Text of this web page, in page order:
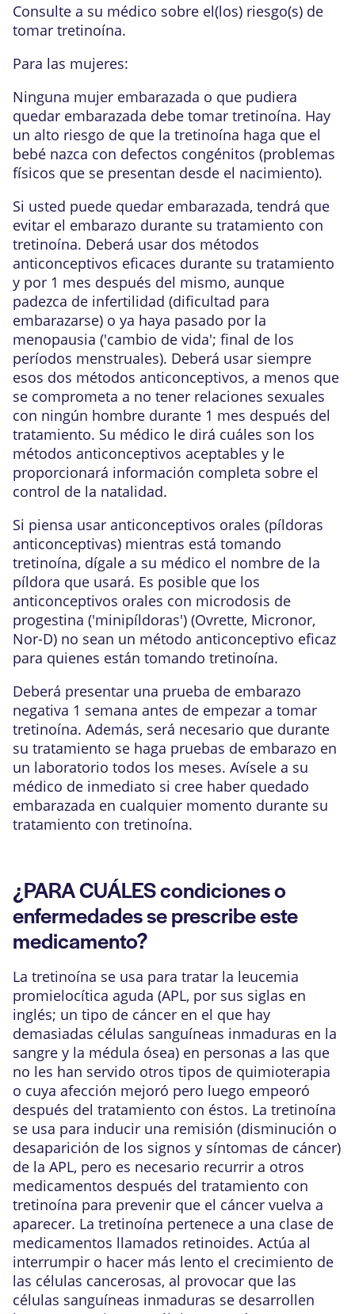
Consulte a su médico sobre el(los) riesgo(s) de
tomar tretinoína.
Para las mujeres:
Ninguna mujer embarazada o que pudiera
quedar embarazada debe tomar tretinoína. Hay
un alto riesgo de que la tretinoína haga que el
bebé nazca con defectos congénitos (problemas
físicos que se presentan desde el nacimiento).
Si usted puede quedar embarazada, tendrá que
evitar el embarazo durante su tratamiento con
tretinoína. Deberá usar dos métodos
anticonceptivos eficaces durante su tratamiento
y por 1 mes después del mismo, aunque
padezca de infertilidad (dificultad para
embarazarse) o ya haya pasado por la
menopausia ('cambio de vida'; final de los
períodos menstruales). Deberá usar siempre
esos dos métodos anticonceptivos, a menos que
se comprometa a no tener relaciones sexuales
con ningún hombre durante 1 mes después del
tratamiento. Su médico le dirá cuáles son los
métodos anticonceptivos aceptables y le
proporcionará información completa sobre el
control de la natalidad.
Si piensa usar anticonceptivos orales (píldoras
anticonceptivas) mientras está tomando
tretinoína, dígale a su médico el nombre de la
píldora que usará. Es posible que los
anticonceptivos orales con microdosis de
progestina ('minipíldoras') (Ovrette, Micronor,
Nor-D) no sean un método anticonceptivo eficaz
para quienes están tomando tretinoína.
Deberá presentar una prueba de embarazo
negativa 1 semana antes de empezar a tomar
tretinoína. Además, será necesario que durante
su tratamiento se haga pruebas de embarazo en
un laboratorio todos los meses. Avísele a su
médico de inmediato si cree haber quedado
embarazada en cualquier momento durante su
tratamiento con tretinoína.
¿PARA CUÁLES condiciones o
enfermedades se prescribe este
medicamento?
La tretinoína se usa para tratar la leucemia
promielocítica aguda (APL, por sus siglas en
inglés; un tipo de cáncer en el que hay
demasiadas células sanguíneas inmaduras en la
sangre y la médula ósea) en personas a las que
no les han servido otros tipos de quimioterapia
o cuya afección mejoró pero luego empeoró
después del tratamiento con éstos. La tretinoína
se usa para inducir una remisión (disminución o
desaparición de los signos y síntomas de cáncer)
de la APL, pero es necesario recurrir a otros
medicamentos después del tratamiento con
tretinoína para prevenir que el cáncer vuelva a
aparecer. La tretinoína pertenece a una clase de
medicamentos llamados retinoides. Actúa al
interrumpir o hacer más lento el crecimiento de
las células cancerosas, al provocar que las
células sanguíneas inmaduras se desarrollen